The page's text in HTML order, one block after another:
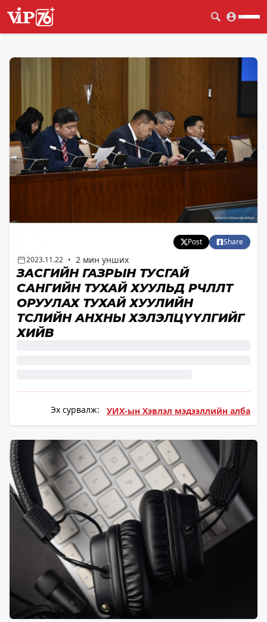
Post
Share
2023.11.22 • 2 мин унших
ЗАСГИЙН ГАЗРЫН ТУСГАЙ
САНГИЙН ТУХАЙ ХУУЛЬД ӨӨРЧЛӨЛТ
ОРУУЛАХ ТУХАЙ ХУУЛИЙН
ТӨСЛИЙН АНХНЫ ХЭЛЭЛЦҮҮЛГИЙГ
ХИЙВ
Эх сурвалж: УИХ-ын Хэвлэл мэдээллийн алба